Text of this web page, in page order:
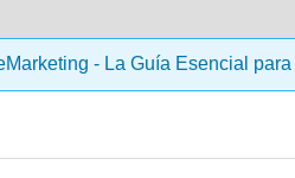
- La Guía Esencial